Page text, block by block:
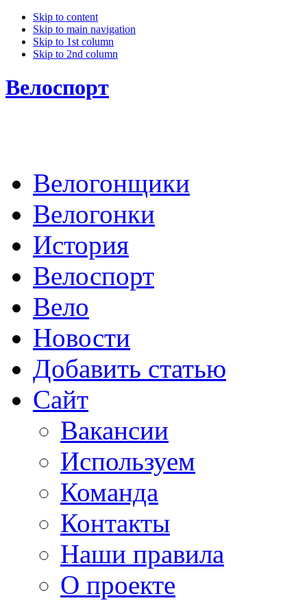
Skip to content
Skip to main navigation
Skip to 1st column
Skip to 2nd column
Велоспорт
Велогонщики
Велогонки
История
Велоспорт
Вело
Новости
Добавить статью
Сайт
Вакансии
Используем
Команда
Контакты
Наши правила
О проекте